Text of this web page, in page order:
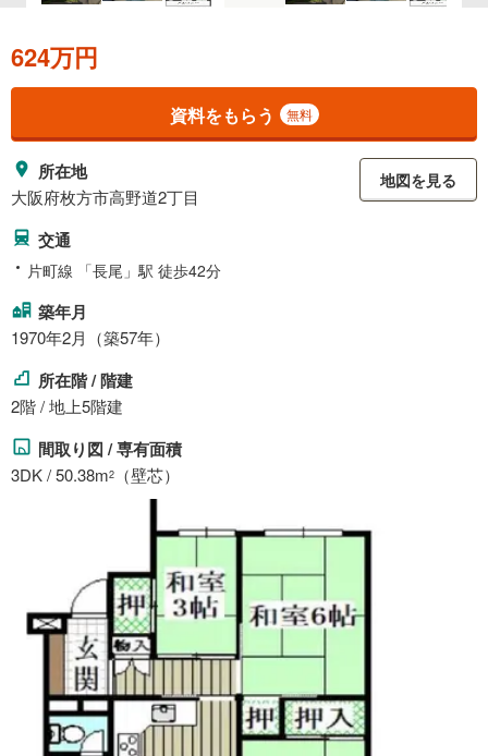
624万円
資料をもらう 無料
所在地
大阪府枚方市高野道2丁目
地図を見る
交通
片町線 「長尾」駅 徒歩42分
築年月
1970年2月（築57年）
所在階 / 階建
2階 / 地上5階建
間取り図 / 専有面積
3DK / 50.38m2 （壁芯）